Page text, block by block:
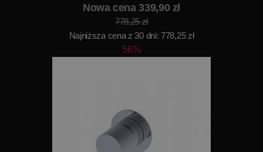
Nowa cena 339,90 zł
778,25 zł
Najniższa cena z 30 dni: 778,25 zł
56%